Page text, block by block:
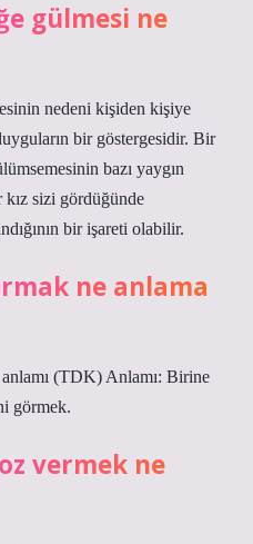
gülmesi ne
nedeni kişiden kişiye
bir göstergesidir. Bir
bazı yaygın
sizi gördüğünde
bir işareti olabilir.
ne anlama
anlamı (TDK) Anlamı: Birine
görmek.
vermek ne